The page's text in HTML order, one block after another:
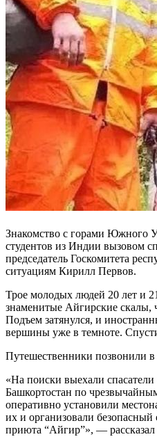
Знакомство с горами Южного
студентов из Индии вызовом
председатель Госкомитета
ситуациям Кирилл Первов.
Трое молодых людей 20 лет и
знаменитые Айгирские скалы,
Подъем затянулся, и
вершины уже в темноте.
Путешественники позвонили в
«На поиски выехали
Башкортостан по
оперативно установили
их и организовали
приюта “Айгир”», —